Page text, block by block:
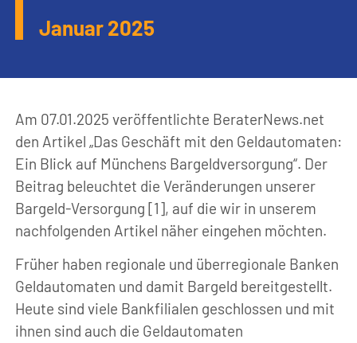
Januar 2025
Am 07.01.2025 veröffentlichte BeraterNews.net
den Artikel „Das Geschäft mit den Geldautomaten:
Ein Blick auf Münchens Bargeldversorgung“. Der
Beitrag beleuchtet die Veränderungen unserer
Bargeld-Versorgung [1], auf die wir in unserem
nachfolgenden Artikel näher eingehen möchten.
Früher haben regionale und überregionale Banken
Geldautomaten und damit Bargeld bereitgestellt.
Heute sind viele Bankfilialen geschlossen und mit
ihnen sind auch die Geldautomaten